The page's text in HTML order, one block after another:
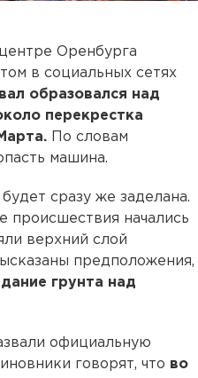
Оренбурга
в социальных сетях
образовался над
перекрестка
По словам
машина.
сразу же заделана.
происшествия начались
верхний слой
предположения,
грунта над
официальную
говорят, что во